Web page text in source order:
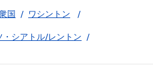
国 / ワシントン
/
シアトル/レントン /